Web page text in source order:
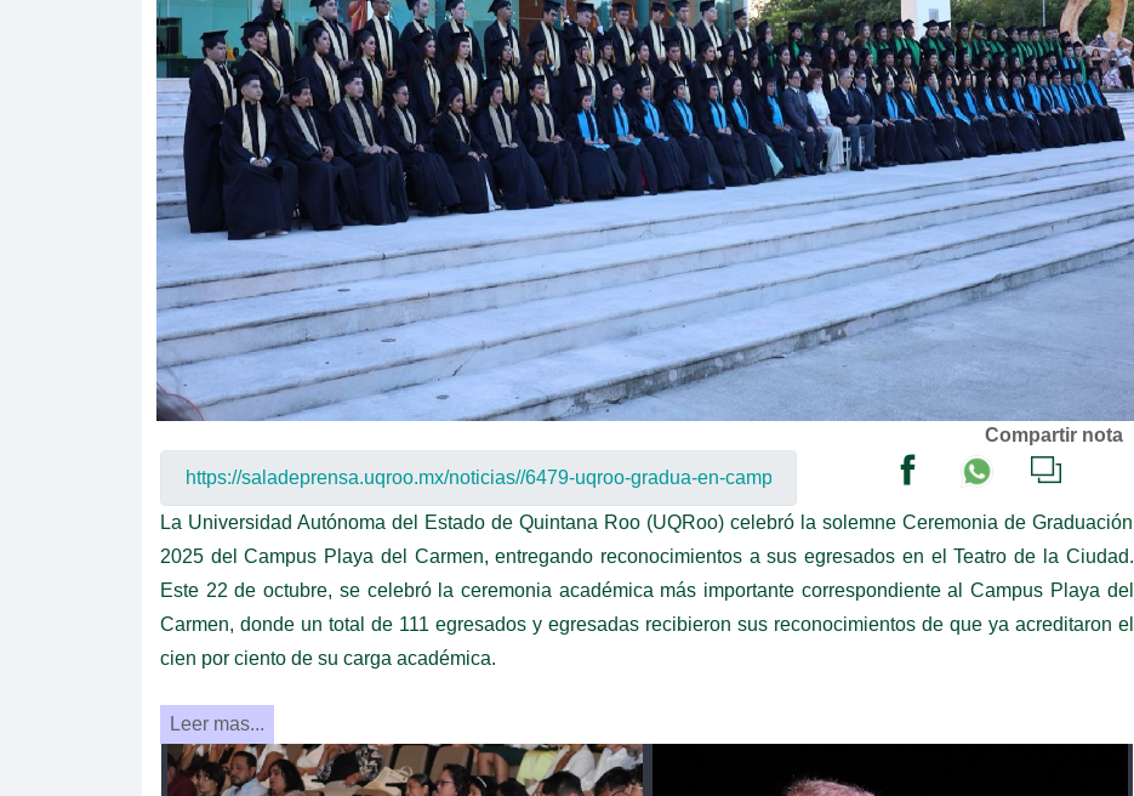
Compartir nota
La Universidad Autónoma del Estado de Quintana Roo (UQRoo) celebró la solemne Ceremonia de Graduación
2025 del Campus Playa del Carmen, entregando reconocimientos a sus egresados ​​en el Teatro de la Ciudad.
Este 22 de octubre, se celebró la ceremonia académica más importante correspondiente al Campus Playa del
Carmen, donde un total de 111 egresados ​​y egresadas recibieron sus reconocimientos de que ya acreditaron el
cien por ciento de su carga académica.
Leer mas...